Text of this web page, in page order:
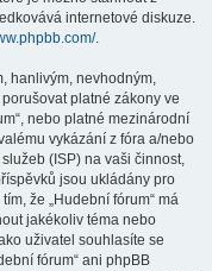
internetové diskuze.
.
hanlivým, nevhodným,
platné zákony ve
nebo platné mezinárodní
vykázání z fóra a/nebo
(ISP) na vaši činnost,
jsou ukládány pro
že „Hudební fórum“ má
jakékoliv téma nebo
uživatel souhlasíte se
fórum“ ani phpBB